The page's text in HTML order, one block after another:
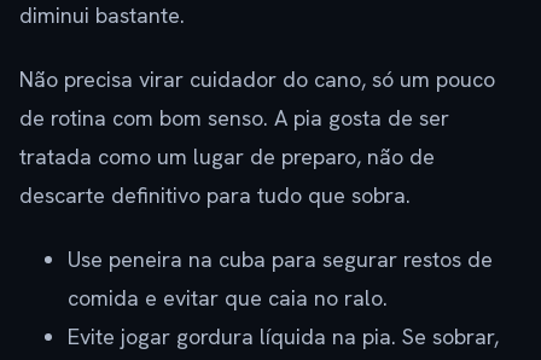
diminui bastante.
Não precisa virar cuidador do cano, só um pouco
de rotina com bom senso. A pia gosta de ser
tratada como um lugar de preparo, não de
descarte definitivo para tudo que sobra.
Use peneira na cuba para segurar restos de
comida e evitar que caia no ralo.
Evite jogar gordura líquida na pia. Se sobrar,